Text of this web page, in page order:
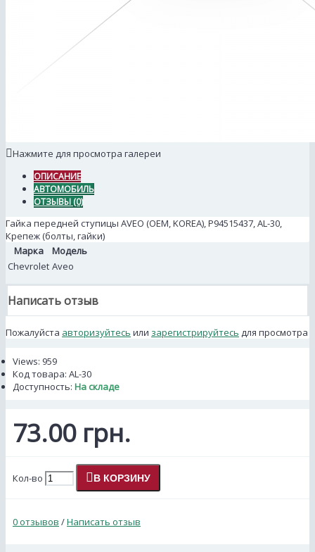
Нажмите для просмотра галереи
ОПИСАНИЕ
АВТОМОБИЛЬ
ОТЗЫВЫ (0)
Гайка передней ступицы AVEO (OEM, KOREA), P94515437, AL-30,
Крепеж (болты, гайки)
Марка
Модель
Chevrolet Aveo
Написать отзыв
Пожалуйста авторизуйтесь или зарегистрируйтесь для просмотра
Views: 959
Код товара: AL-30
Доступность: На складе
73.00 грн.
Кол-во В КОРЗИНУ
0 отзывов /Написать отзыв